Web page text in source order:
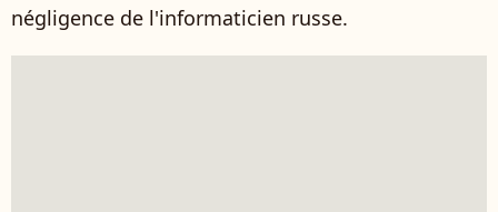
négligence de l'informaticien russe.